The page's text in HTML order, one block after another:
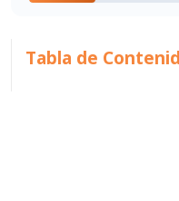
Tabla de